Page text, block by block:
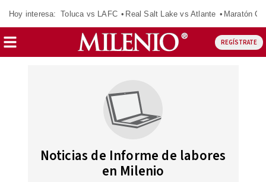
Hoy interesa: Toluca vs LAFC Real Salt Lake vs Atlante Maratón
REGÍSTRATE
Noticias de Informe de labores
en Milenio